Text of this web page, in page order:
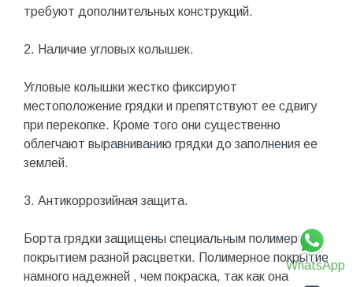
WhatsApp
требуют дополнительных конструкций.
2. Наличие угловых колышек.
Угловые колышки жестко фиксируют
местоположение грядки и препятствуют ее сдвигу
при перекопке. Кроме того они существенно
облегчают выравниванию грядки до заполнения ее
землей.
3. Антикоррозийная защита.
Борта грядки защищены специальным полимерным
покрытием разной расцветки. Полимерное покрытие
намного надежней , чем покраска, так как она